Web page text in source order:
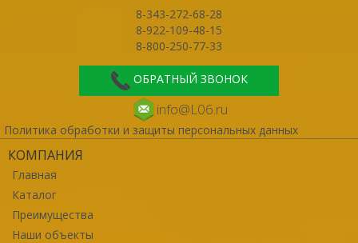
8-343-272-68-28
8-922-109-48-15
8-800-250-77-33
ОБРАТНЫЙ ЗВОНОК
info@L06.ru
Политика обработки и защиты персональных данных
КОМПАНИЯ
Главная
Каталог
Преимущества
Наши объекты